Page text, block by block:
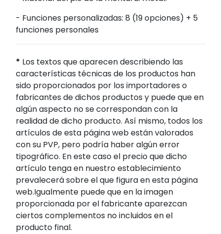
- Funciones personalizadas: 8 (19 opciones) + 5
funciones personales
* Los textos que aparecen describiendo las
características técnicas de los productos han
sido proporcionados por los importadores o
fabricantes de dichos productos y puede que en
algún aspecto no se correspondan con la
realidad de dicho producto. Así mismo, todos los
artículos de esta página web están valorados
con su PVP, pero podría haber algún error
tipográfico. En este caso el precio que dicho
artículo tenga en nuestro establecimiento
prevalecerá sobre el que figura en esta página
web.Igualmente puede que en la imagen
proporcionada por el fabricante aparezcan
ciertos complementos no incluidos en el
producto final.